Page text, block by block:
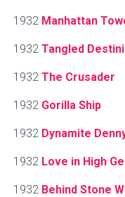
1932 Manhattan
1932 Tangled
1932 The Crusader
1932 Gorilla Ship
1932 Dynamite
1932 Love in High
1932 Behind Stone